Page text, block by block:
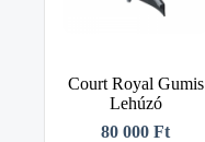
Court Royal Gumis
Lehúzó
80 000Ft